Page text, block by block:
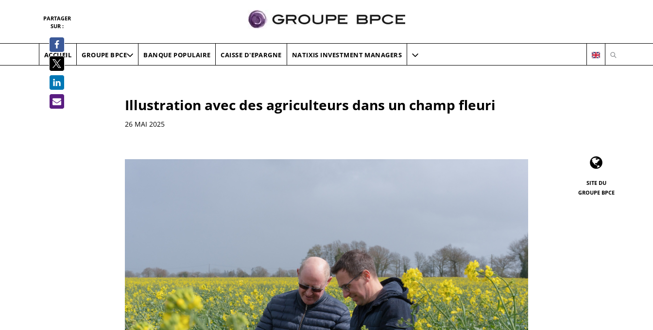
ACCUEIL GROUPE BPCE BANQUE POPULAIRE CAISSE D'EPARGNE NATIXIS INVESTMENT MANAGERS OUVRIR LA
Illustration avec des agriculteurs dans un champ fleuri
Informations
26 MAI 2025
PARTAGER
SUR :
SITE DU
GROUPE BPCE